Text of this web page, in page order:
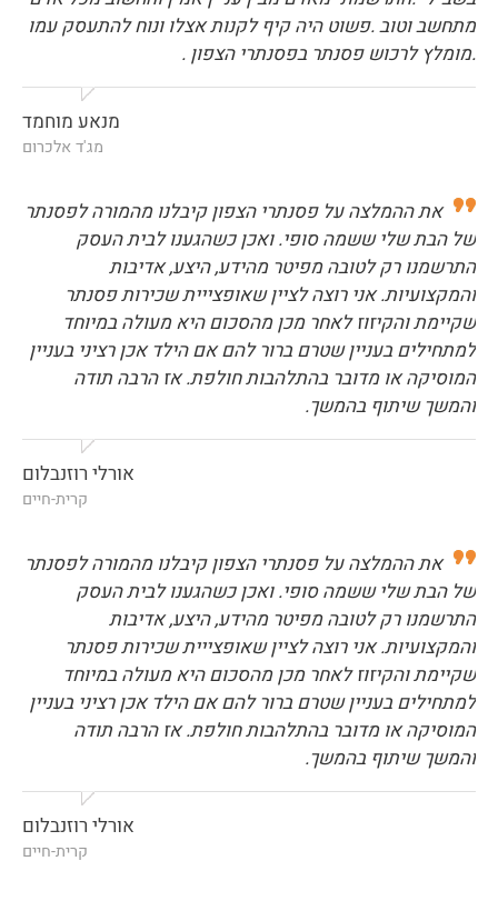
מתחשב וטוב .פשוט היה קיף לקנות אצלו ונוח להתעסק עמו
.מומלץ לרכוש פסנתר בפסנתרי הצפון .
מנאע מוחמד
מג'ד אלכרום
את ההמלצה על פסנתרי הצפון קיבלנו מהמורה לפסנתר
של הבת שלי ששמה סופי. ואכן כשהגענו לבית העסק
התרשמנו רק לטובה מפיטר מהידע, היצע, אדיבות
והמקצועיות. אני רוצה לציין שאופצייית שכירות פסנתר
שקיימת והקיזוז לאחר מכן מהסכום היא מעולה במיוחד
למתחילים בעניין שטרם ברור להם אם הילד אכן רציני בעניין
המוסיקה או מדובר בהתלהבות חולפת. אז הרבה תודה
והמשך שיתוף בהמשך.
אורלי רוזנבלום
קרית-חיים
את ההמלצה על פסנתרי הצפון קיבלנו מהמורה לפסנתר
של הבת שלי ששמה סופי. ואכן כשהגענו לבית העסק
התרשמנו רק לטובה מפיטר מהידע, היצע, אדיבות
והמקצועיות. אני רוצה לציין שאופצייית שכירות פסנתר
שקיימת והקיזוז לאחר מכן מהסכום היא מעולה במיוחד
למתחילים בעניין שטרם ברור להם אם הילד אכן רציני בעניין
המוסיקה או מדובר בהתלהבות חולפת. אז הרבה תודה
והמשך שיתוף בהמשך.
אורלי רוזנבלום
קרית-חיים